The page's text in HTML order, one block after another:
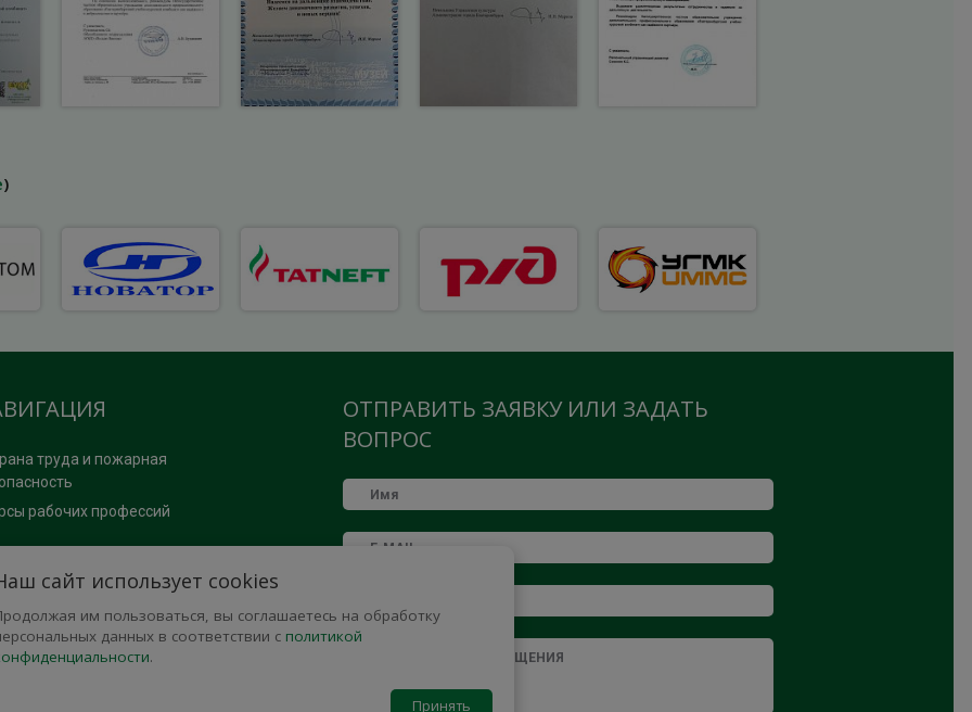
)
ОТПРАВИТЬ ЗАЯВКУ ИЛИ ЗАДАТЬ
ВОПРОС
труда и пожарная
рабочих профессий
сайта
по сайту
сайт использует cookies
им пользоваться, вы соглашаетесь на обработку
данных в соответствии с политикой
.
Принять